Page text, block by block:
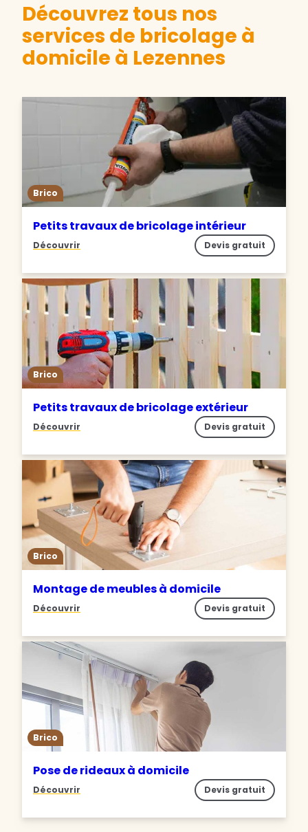
Découvrez tous nos
services de bricolage à
domicile à Lezennes
Brico
Petits travaux de bricolage intérieur
Découvrir Devis gratuit
Brico
Petits travaux de bricolage extérieur
Découvrir Devis gratuit
Brico
Montage de meubles à domicile
Découvrir Devis gratuit
Brico
Pose de rideaux à domicile
Découvrir Devis gratuit